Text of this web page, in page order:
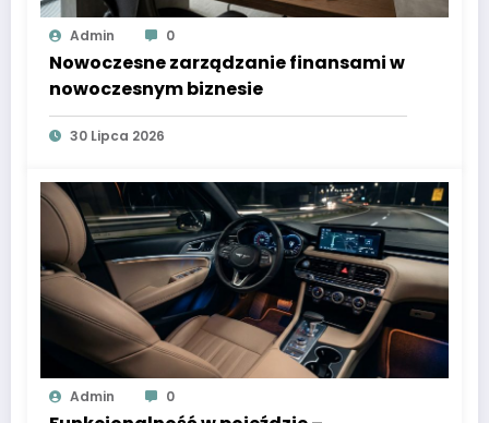
Admin 0
Nowoczesne zarządzanie finansami w
nowoczesnym biznesie
30 Lipca 2026
Admin 0